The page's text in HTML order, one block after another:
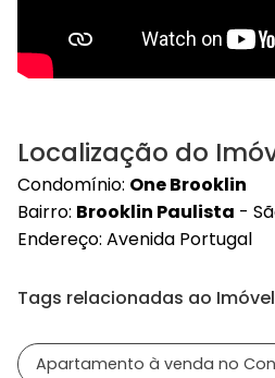
Localização do
Condomínio: One Brooklin
Bairro: Brooklin Paulista -
Endereço: Avenida Portugal
Tags relacionadas ao Imóvel
Apartamento à venda no